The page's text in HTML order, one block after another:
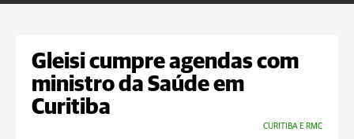
Gleisi cumpre agendas com
ministro da Saúde em
Curitiba
CURITIBA E RMC